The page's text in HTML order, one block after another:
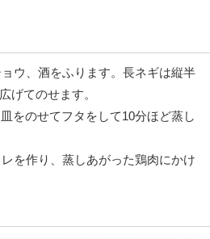
ウ、酒をふります。長ネギは縦半
げてのせます。
をのせてフタをして10分ほど蒸し
を作り、蒸しあがった鶏肉にかけ